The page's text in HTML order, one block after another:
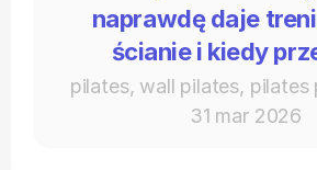
naprawdę daje
ścianie i kiedy
wystarczać
pilates, wall pilates, pilates
31 mar 2026